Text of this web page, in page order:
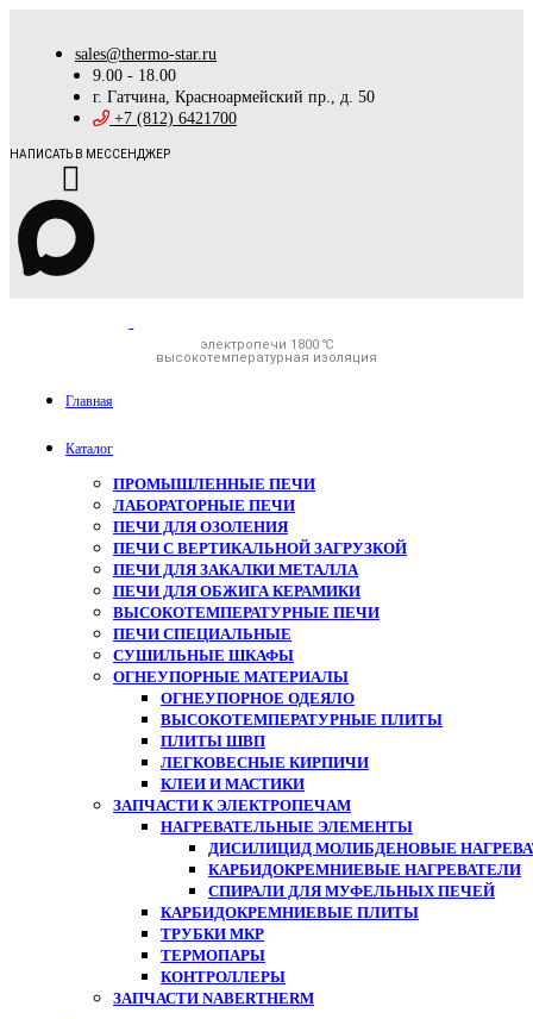
sales@thermo-star.ru
9.00 - 18.00
г. Гатчина, Красноармейский пр., д. 50
+7 (812) 6421700
НАПИСАТЬ В МЕССЕНДЖЕР
электропечи 1800 ℃
высокотемпературная изоляция
Главная
Каталог
ПРОМЫШЛЕННЫЕ ПЕЧИ
ЛАБОРАТОРНЫЕ ПЕЧИ
ПЕЧИ ДЛЯ ОЗОЛЕНИЯ
ПЕЧИ С ВЕРТИКАЛЬНОЙ ЗАГРУЗКОЙ
ПЕЧИ ДЛЯ ЗАКАЛКИ МЕТАЛЛА
ПЕЧИ ДЛЯ ОБЖИГА КЕРАМИКИ
ВЫСОКОТЕМПЕРАТУРНЫЕ ПЕЧИ
ПЕЧИ СПЕЦИАЛЬНЫЕ
СУШИЛЬНЫЕ ШКАФЫ
ОГНЕУПОРНЫЕ МАТЕРИАЛЫ
ОГНЕУПОРНОЕ ОДЕЯЛО
ВЫСОКОТЕМПЕРАТУРНЫЕ ПЛИТЫ
ПЛИТЫ ШВП
ЛЕГКОВЕСНЫЕ КИРПИЧИ
КЛЕИ И МАСТИКИ
ЗАПЧАСТИ К ЭЛЕКТРОПЕЧАМ
НАГРЕВАТЕЛЬНЫЕ ЭЛЕМЕНТЫ
ДИСИЛИЦИД МОЛИБДЕНОВЫЕ
КАРБИДОКРЕМНИЕВЫЕ НАГРЕВАТЕЛИ
СПИРАЛИ ДЛЯ МУФЕЛЬНЫХ ПЕЧЕЙ
КАРБИДОКРЕМНИЕВЫЕ ПЛИТЫ
ТРУБКИ МКР
ТЕРМОПАРЫ
КОНТРОЛЛЕРЫ
ЗАПЧАСТИ NABERTHERM